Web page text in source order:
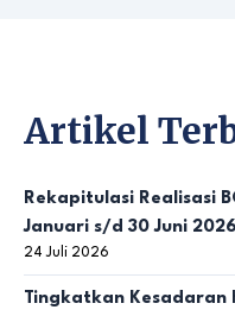
Artikel
Rekapitulasi Realisasi
Januari s/d 30 Juni 2026
24 Juli 2026
Tingkatkan Kesadaran